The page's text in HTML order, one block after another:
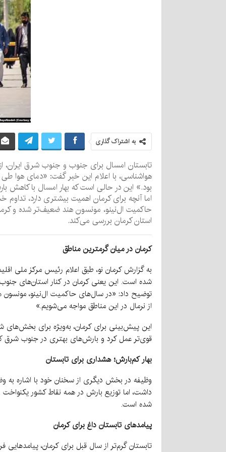
به اشتراک گذاری
تابستان امسال برای جنوب و جنوب شرق ایران،
هواشناسی، با اعلام این خبر گفت: «دمای هوا
اما آنچه برای کرمان اهمیت بیشتری دارد،
حاکمیت ال‌نینو، مونسون هند ضعیف‌تر شده و
استان کرمان بررسی می‌کند.
کرمان در میان گرمترین مناطق
به گزارش کرمان نو، طبق اعلام رئیس مرکز ملی
شده است. این یعنی کرمان در کنار استان‌های
توضیح داد: «در سال‌های حاکمیت ال‌نینو،
از نرمال در این مناطق مواجه می‌شویم.»
این پیش‌بینی برای کرمان، به‌ویژه برای
قوی‌تر عمل کرد و بارش‌های بهتری در جنوب شرق
بهار کم‌بارش؛ هشداری برای تابستان
وظیفه در بخش دیگری از سخنان خود با اشاره به
داشت، اما توزیع بارش در همه نقاط کشور
شده است.
پیامدهای تابستان داغ برای کرمان
تابستان گرم‌تر از سال قبل برای کرمان،